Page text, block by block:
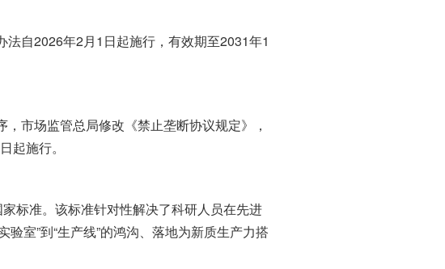
自2026年2月1日起施行，有效期至2031年1
市场监管总局修改《禁止垄断协议规定》，
起施行。
准。该标准针对性解决了科研人员在先进
验室”到“生产线”的鸿沟、落地为新质生产力搭